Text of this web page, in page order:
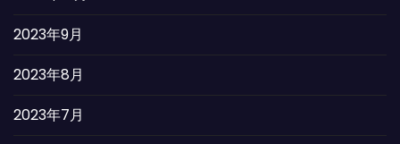
2023年9月
2023年8月
2023年7月